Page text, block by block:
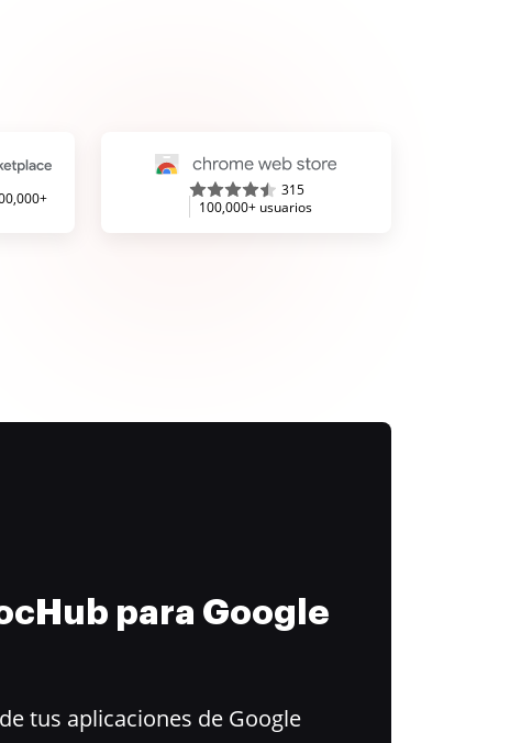
315
100,000+ usuarios
para Google
tus aplicaciones de Google